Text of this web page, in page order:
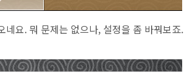
요. 뭐 문제는 없으나, 설정을 좀 바꿔보죠.